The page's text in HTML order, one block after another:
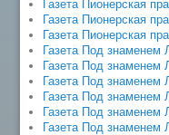
Газета Пионерская
Газета Пионерская
Газета Пионерская
Газета Под
Газета Под
Газета Под
Газета Под
Газета Под
Газета Под